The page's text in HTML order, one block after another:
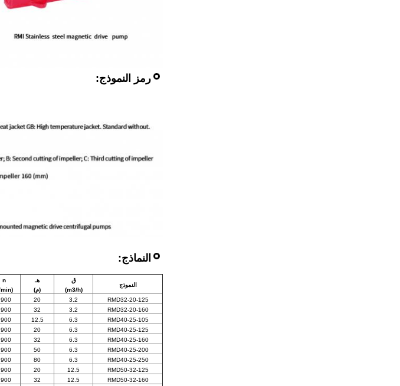
رمز النموذج:
النماذج:
النموذج
ق
(m3/h)
هـ
(م)
n
(r/min)
RMD32-20-125
3.2
20
RMD32-20-160
3.2
32
RMD40-25-105
6.3
12.5
RMD40-25-125
6.3
20
RMD40-25-160
6.3
32
RMD40-25-200
6.3
50
RMD40-25-250
6.3
80
RMD50-32-125
12.5
20
RMD50-32-160
12.5
32